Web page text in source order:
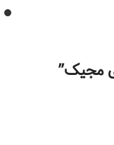
مجیک”